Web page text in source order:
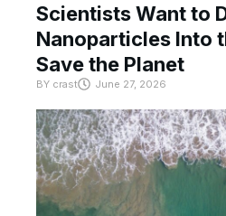
Scientists Want to
Nanoparticles Into
Save the Planet
BY crast June 27, 2026